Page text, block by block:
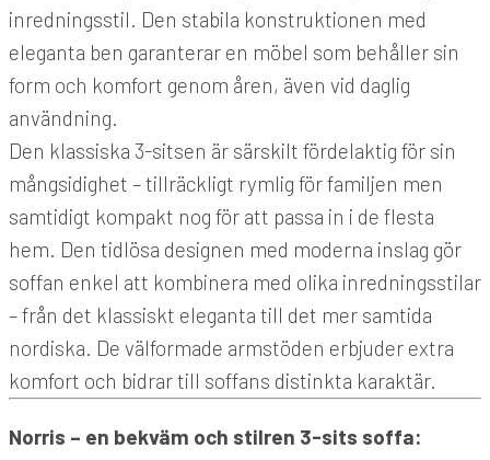
inredningsstil. Den stabila konstruktionen med
eleganta ben garanterar en möbel som behåller sin
form och komfort genom åren, även vid daglig
användning.
Den klassiska 3-sitsen är särskilt fördelaktig för sin
mångsidighet – tillräckligt rymlig för familjen men
samtidigt kompakt nog för att passa in i de flesta
hem. Den tidlösa designen med moderna inslag gör
soffan enkel att kombinera med olika inredningsstilar
– från det klassiskt eleganta till det mer samtida
nordiska. De välformade armstöden erbjuder extra
komfort och bidrar till soffans distinkta karaktär.
Norris – en bekväm och stilren 3-sits soffa: